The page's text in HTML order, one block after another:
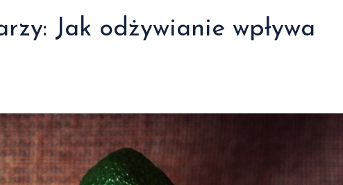
Jak odżywianie wpływa